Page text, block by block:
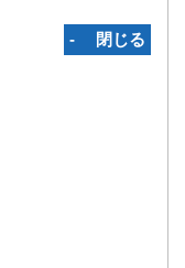
‐ 閉じる